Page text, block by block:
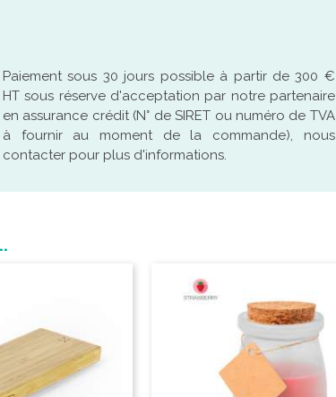
Paiement sous 30 jours possible à partir de 300 €
HT sous réserve d'acceptation par notre partenaire
en assurance crédit (N° de SIRET ou numéro de TVA
à fournir au moment de la commande), nous
contacter pour plus d'informations.